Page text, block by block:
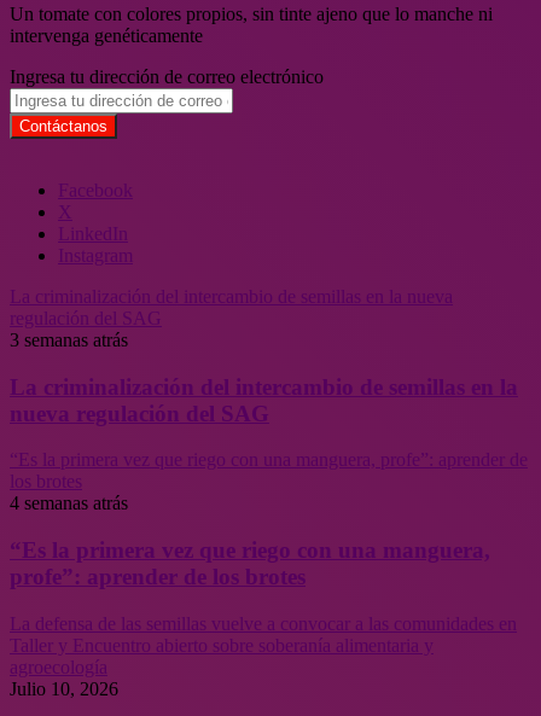
Un tomate con colores propios, sin tinte ajeno que lo manche ni
intervenga genéticamente
Ingresa tu dirección de correo electrónico
Facebook
X
LinkedIn
Instagram
La criminalización del intercambio de semillas en la nueva
regulación del SAG
3 semanas atrás
La criminalización del intercambio de semillas en la
nueva regulación del SAG
“Es la primera vez que riego con una manguera, profe”: aprender de
los brotes
4 semanas atrás
“Es la primera vez que riego con una manguera,
profe”: aprender de los brotes
La defensa de las semillas vuelve a convocar a las comunidades en
Taller y Encuentro abierto sobre soberanía alimentaria y
agroecología
Julio 10, 2026